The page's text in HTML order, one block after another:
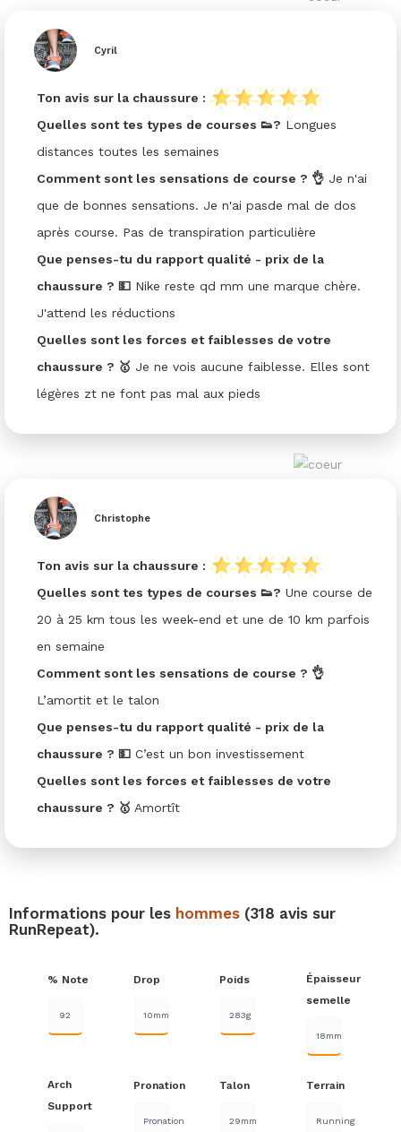
Cyril
Ton avis sur la chaussure :
Quelles sont tes types de courses 👟? Longues
distances toutes les semaines
Comment sont les sensations de course ? 👌Je n'ai
que de bonnes sensations. Je n'ai pasde mal de dos
après course. Pas de transpiration particulière
Que penses-tu du rapport qualité - prix de la
chaussure ? 💵Nike reste qd mm une marque chère.
J'attend les réductions
Quelles sont les forces et faiblesses de votre
chaussure ? 🥇 Je ne vois aucune faiblesse. Elles sont
légères zt ne font pas mal aux pieds
Christophe
Ton avis sur la chaussure :
Quelles sont tes types de courses 👟? Une course de
20 à 25 km tous les week-end et une de 10 km parfois
en semaine
Comment sont les sensations de course ? 👌
L’amortit et le talon
Que penses-tu du rapport qualité - prix de la
chaussure ? 💵C’est un bon investissement
Quelles sont les forces et faiblesses de votre
chaussure ? 🥇 Amortît
Informations pour les hommes (318 avis sur
RunRepeat).
% Note
92
Drop
10mm
Poids
283g
Épaisseur
semelle
18mm
Arch
Support
Pronation
Pronation
Talon
29mm
Terrain
Running